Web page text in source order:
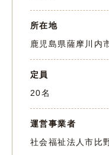
所在地
鹿児島県薩摩川内
定員
20名
運営事業者
社会福祉法人市比